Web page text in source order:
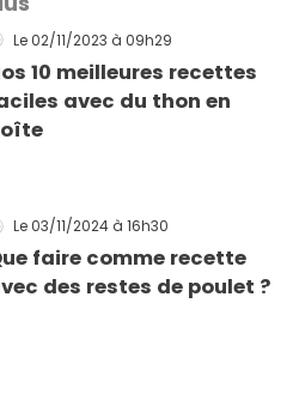
Le 02/11/2023 à 09h29
10 meilleures recettes
avec du thon en
Le 03/11/2024 à 16h30
faire comme recette
des restes de poulet ?